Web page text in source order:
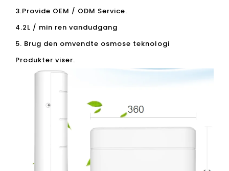
3.Provide OEM / ODM Service.
4.2L / min ren vandudgang
5. Brug den omvendte osmose teknologi
Produkter viser.